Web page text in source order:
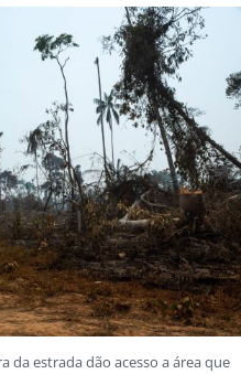
da estrada dão acesso a área que